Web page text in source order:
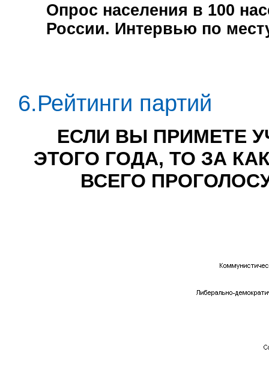
Опрос населения в 100
России. Интервью по
6.Рейтинги партий
ЕСЛИ ВЫ ПРИМЕТЕ
ЭТОГО ГОДА, ТО ЗА
ВСЕГО